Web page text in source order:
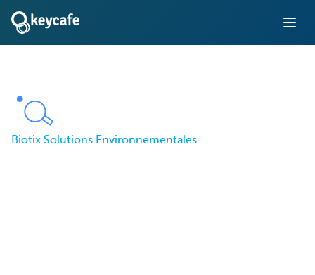
Biotix Solutions Environnementales